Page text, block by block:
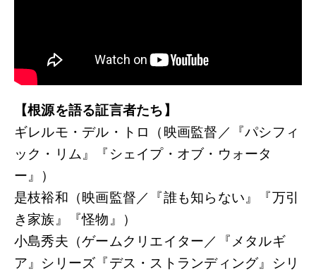
【根源を語る証言者たち】
ギレルモ・デル・トロ（映画監督／『パシフィ
ック・リム』『シェイプ・オブ・ウォータ
ー』）
是枝裕和（映画監督／『誰も知らない』『万引
き家族』『怪物』）
小島秀夫（ゲームクリエイター／『メタルギ
ア』シリーズ『デス・ストランディング』シリ